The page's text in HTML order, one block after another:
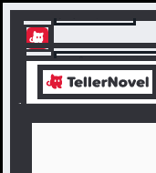
テラーノベル
アプリでサクサ